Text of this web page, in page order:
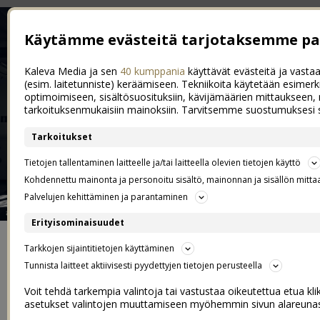
Käytämme evästeitä tarjotaksemme
Kaleva Media ja sen 40 kumppania käyttävät evästeitä ja
(esim. laitetunniste) keräämiseen. Tekniikoita käytetään
optimoimiseen, sisältösuosituksiin, kävijämäärien mittaukseen,
tarkoituksenmukaisiin mainoksiin. Tarvitsemme suostumuksesi
Tarkoitukset
Tietojen tallentaminen laitteelle ja/tai laitteella olevien tietojen käyttö
Kohdennettu mainonta ja personoitu sisältö, mainonnan ja sisällön
Palvelujen kehittäminen ja parantaminen
Erityisominaisuudet
Tarkkojen sijaintitietojen käyttäminen
Tunnista laitteet aktiivisesti pyydettyjen tietojen perusteella
Voit tehdä tarkempia valintoja tai vastustaa oikeutettua etua
asetukset valintojen muuttamiseen myöhemmin sivun